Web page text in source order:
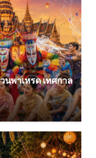
พาเหรด เทศกาล